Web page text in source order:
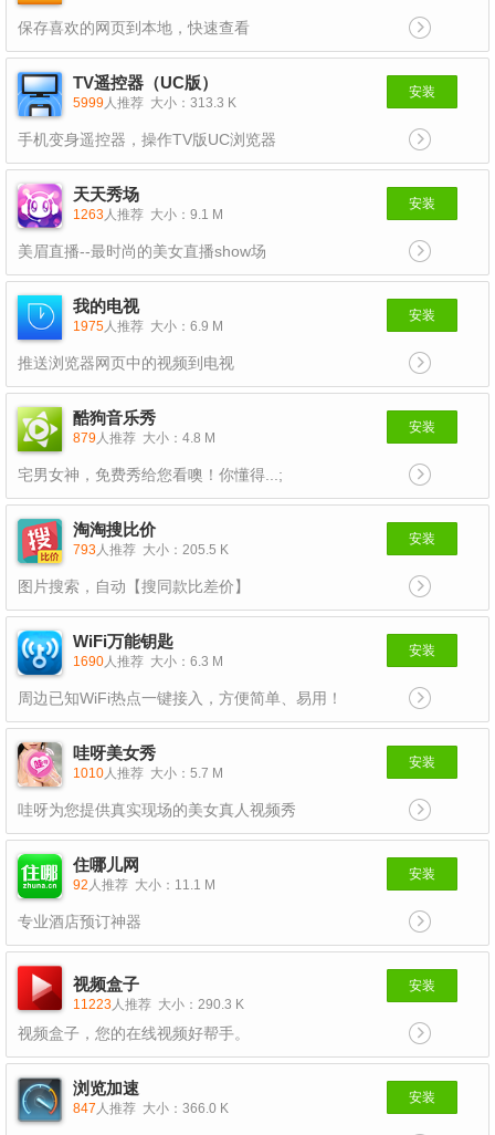
保存喜欢的网页到本地，快速查看
TV遥控器（UC版）
5999人推荐 大小：313.3 K
手机变身遥控器，操作TV版UC浏览器
安装
天天秀场
1263人推荐 大小：9.1 M
美眉直播--最时尚的美女直播show场
安装
我的电视
1975人推荐 大小：6.9 M
推送浏览器网页中的视频到电视
安装
酷狗音乐秀
879人推荐 大小：4.8 M
宅男女神，免费秀给您看噢！你懂得...;
安装
淘淘搜比价
793人推荐 大小：205.5 K
图片搜索，自动【搜同款比差价】
安装
WiFi万能钥匙
1690人推荐 大小：6.3 M
周边已知WiFi热点一键接入，方便简单、易用！
安装
哇呀美女秀
1010人推荐 大小：5.7 M
哇呀为您提供真实现场的美女真人视频秀
安装
住哪儿网
92 人推荐 大小：11.1 M
专业酒店预订神器
安装
视频盒子
11223人推荐 大小：290.3 K
视频盒子，您的在线视频好帮手。
安装
浏览加速
847 人推荐 大小：366.0 K
安装